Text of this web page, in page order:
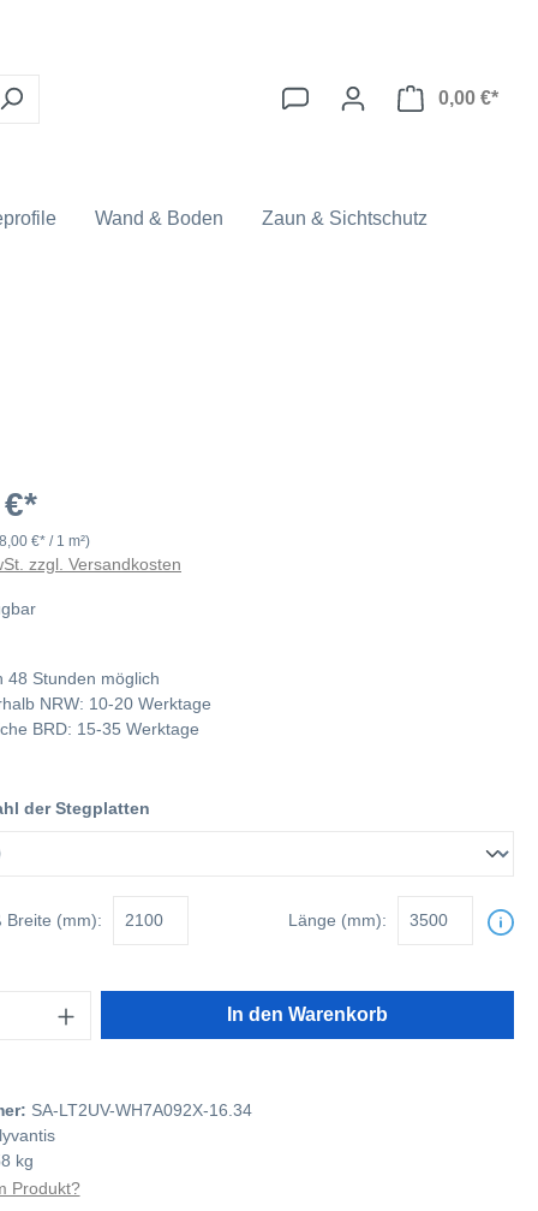
0,00 €*
Wand & Boden Zaun & Sichtschutz
€* / 1 m²)
zzgl. Versandkosten
48 Stunden möglich
NRW: 10-20 Werktage
BRD: 15-35 Werktage
der Stegplatten
Breite (mm): Länge (mm):
In den Warenkorb
SA-LT2UV-WH7A092X-16.34
kg
Produkt?